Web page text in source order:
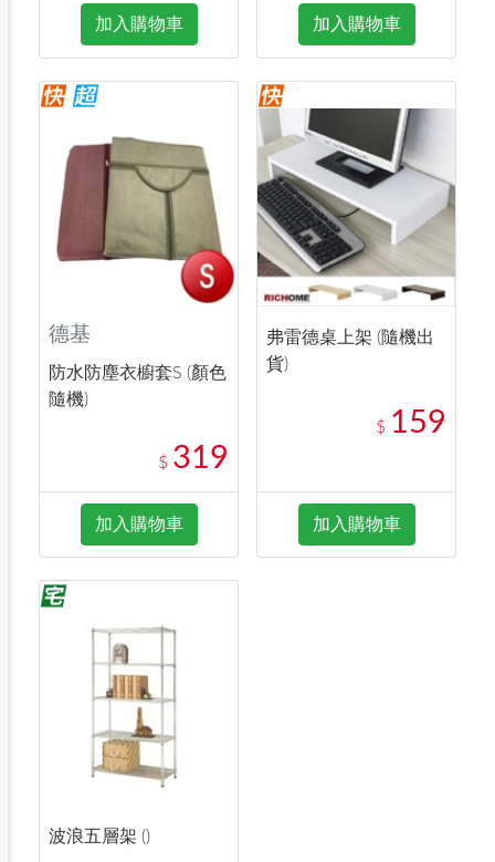
加入購物車 加入購物車
德基
防水防塵衣櫥套S (顏色
隨機)
$ 319
加入購物車
弗雷德桌上架 (隨機出
貨)
$ 159
加入購物車
波浪五層架 ()